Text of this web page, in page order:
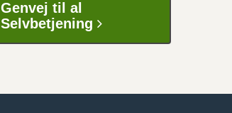
Genvej til al
Selvbetjening